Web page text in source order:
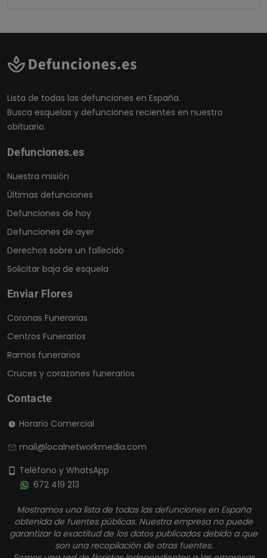
Lista de todas las defunciones en España.
Busca esquelas y defunciones recientes en nuestro
obituario.
Defunciones.es
Nuestra misión
Últimas defunciones
Defunciones de hoy
Defunciones de ayer
Derechos sobre un fallecido
Solicitar baja de esquela
Enviar Flores
Coronas Funerarias
Centros Funerarios
Ramos funerarios
Cruces y corazones funerarios
Contacte
Horario Comercial
mail@localnetworkmedia.com
Teléfono y WhatsApp
672 419 213
Mostramos una lista de todas las defunciones en España
obtenida de fuentes públicas. Nuestra empresa no puede
garantizar la exactitud de los datos publicados debido a que
son una recopilación de otras fuentes.